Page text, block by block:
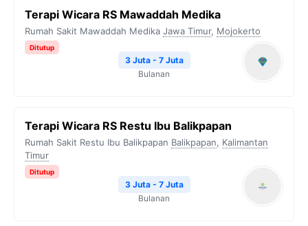
Terapi Wicara RS Mawaddah Medika
Rumah Sakit Mawaddah Medika Jawa Timur, Mojokerto
Ditutup
3 Juta - 7 Juta
Bulanan
Terapi Wicara RS Restu Ibu Balikpapan
Rumah Sakit Restu Ibu Balikpapan Balikpapan, Kalimantan
Timur
Ditutup
3 Juta - 7 Juta
Bulanan